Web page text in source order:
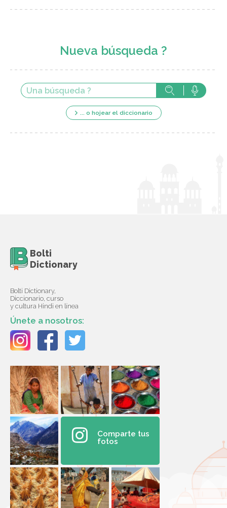
Nueva búsqueda ?
... o hojear el diccionario
Bolti
Dictionary
Bolti Dictionary,
Diccionario, curso
y cultura Hindi en línea
Únete a nosotros:
Comparte tus
fotos